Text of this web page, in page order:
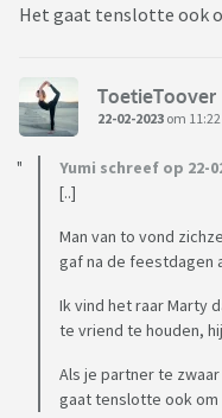
Het gaat tenslotte ook
ToetieToover
22-02-2023 om 11:22
Yumi schreef op 22-
[..]
Man van to vond
gaf na de feestdagen
Ik vind het raar Marty
te vriend te houden,
Als je partner te
gaat tenslotte ook om